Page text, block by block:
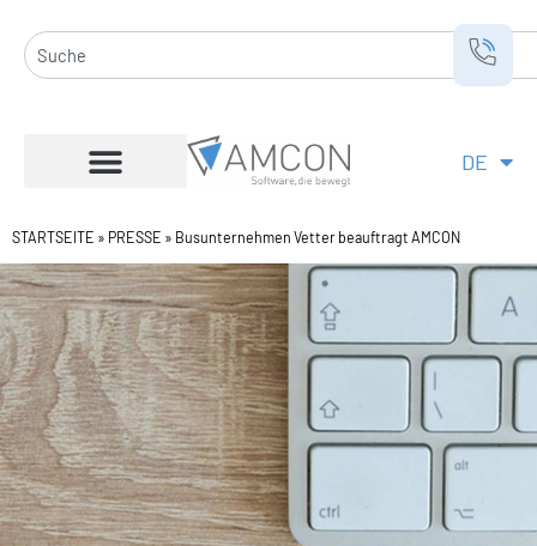
Inhalt
springen
Suche
DE
EN
STARTSEITE » PRESSE » Busunternehmen Vetter beauftragt AMCON